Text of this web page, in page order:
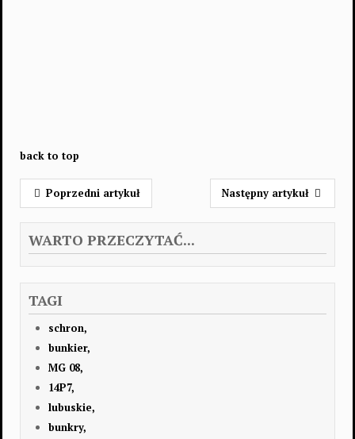
back to top
Poprzedni artykuł Następny artykuł
WARTO PRZECZYTAĆ...
TAGI
schron,
bunkier,
MG 08,
14P7,
lubuskie,
bunkry,